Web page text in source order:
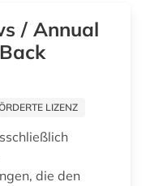
und synthetischen fasern und garnen (1)
/ Annual
LIZENZ
die den